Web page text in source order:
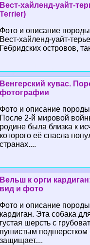
Вест-хайленд-уайт-
Terrier)
Фото и описание
Вест-хайленд-уайт-
Гебридских островов,
Венгерский кувас.
фотографии
Фото и описание породы
После 2-й мировой
родине была близка к
которого её спасла
странах....
Вельш к opги
вид и фото
Фото и описание
кардиган. Эта собака
густая шерсть с
пушистым подшерстком
защищает....